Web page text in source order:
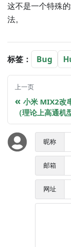
这不是一个特殊
法。
标签： Bug
上一页
小米 MIX2改
（理论上高通机
昵称
邮箱
网址